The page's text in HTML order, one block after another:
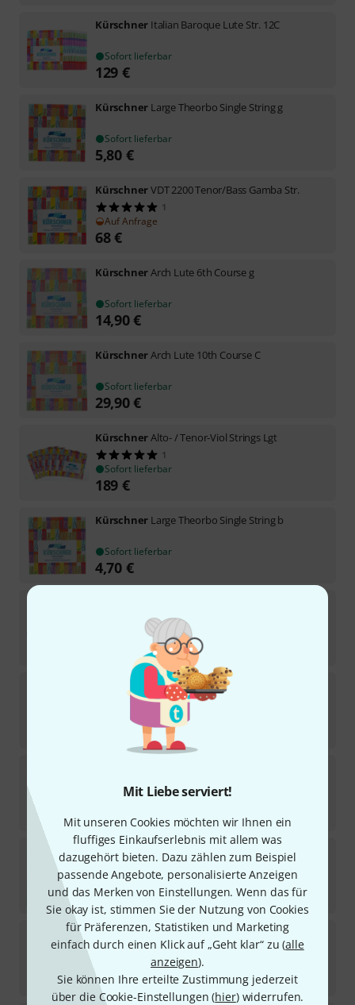
Mit Liebe serviert!
Mit unseren Cookies möchten wir Ihnen ein
fluffiges Einkaufserlebnis mit allem was
dazugehört bieten. Dazu zählen zum Beispiel
passende Angebote, personalisierte Anzeigen
und das Merken von Einstellungen. Wenn das für
Sie okay ist, stimmen Sie der Nutzung von Cookies
für Präferenzen, Statistiken und Marketing
einfach durch einen Klick auf „Geht klar“ zu (alle
anzeigen).
Sie können Ihre erteilte Zustimmung jederzeit
über die Cookie-Einstellungen (hier) widerrufen.
Kürschner Italian Baroque Lute Str. 12C
Sofort lieferbar
129 €
Kürschner Large Theorbo Single String g
Sofort lieferbar
5,80 €
KürschnerVDT 2200 Tenor/Bass Gamba Str.
1
Auf Anfrage
68€
KürschnerArch Lute 6th Course g
Sofort lieferbar
14,90€
KürschnerArch Lute 10th Course C
Sofort lieferbar
29,90€
KürschnerAlto- / Tenor-Viol Strings Lgt
1
Sofort lieferbar
189 €
Kürschner Large Theorbo Single String b
Sofort lieferbar
4,70 €
Sofort lieferbar
Arch Lute 2nd Course d'
1
Sofort lieferbar
Sofort lieferbar
€
Kürschner Arch Lute 11th Course B
Sofort lieferbar
26,90 €
Kürschner Arch Lute 6th Course G
Sofort lieferbar
15,90€